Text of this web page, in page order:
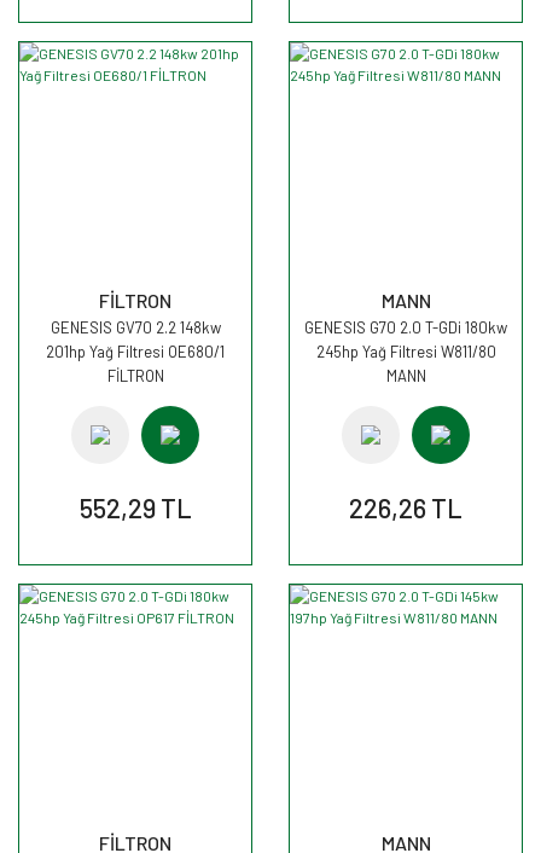
FİLTRON
GENESIS GV70 2.2 148kw
201hp Yağ Filtresi OE680/1
FİLTRON
552,29 TL
MANN
GENESIS G70 2.0 T-GDi 180kw
245hp Yağ Filtresi W811/80
MANN
226,26 TL
FİLTRON MANN